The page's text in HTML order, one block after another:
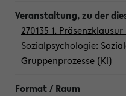
270135 1.
Sozialpsychologie:
Gruppenprozesse (Kl)